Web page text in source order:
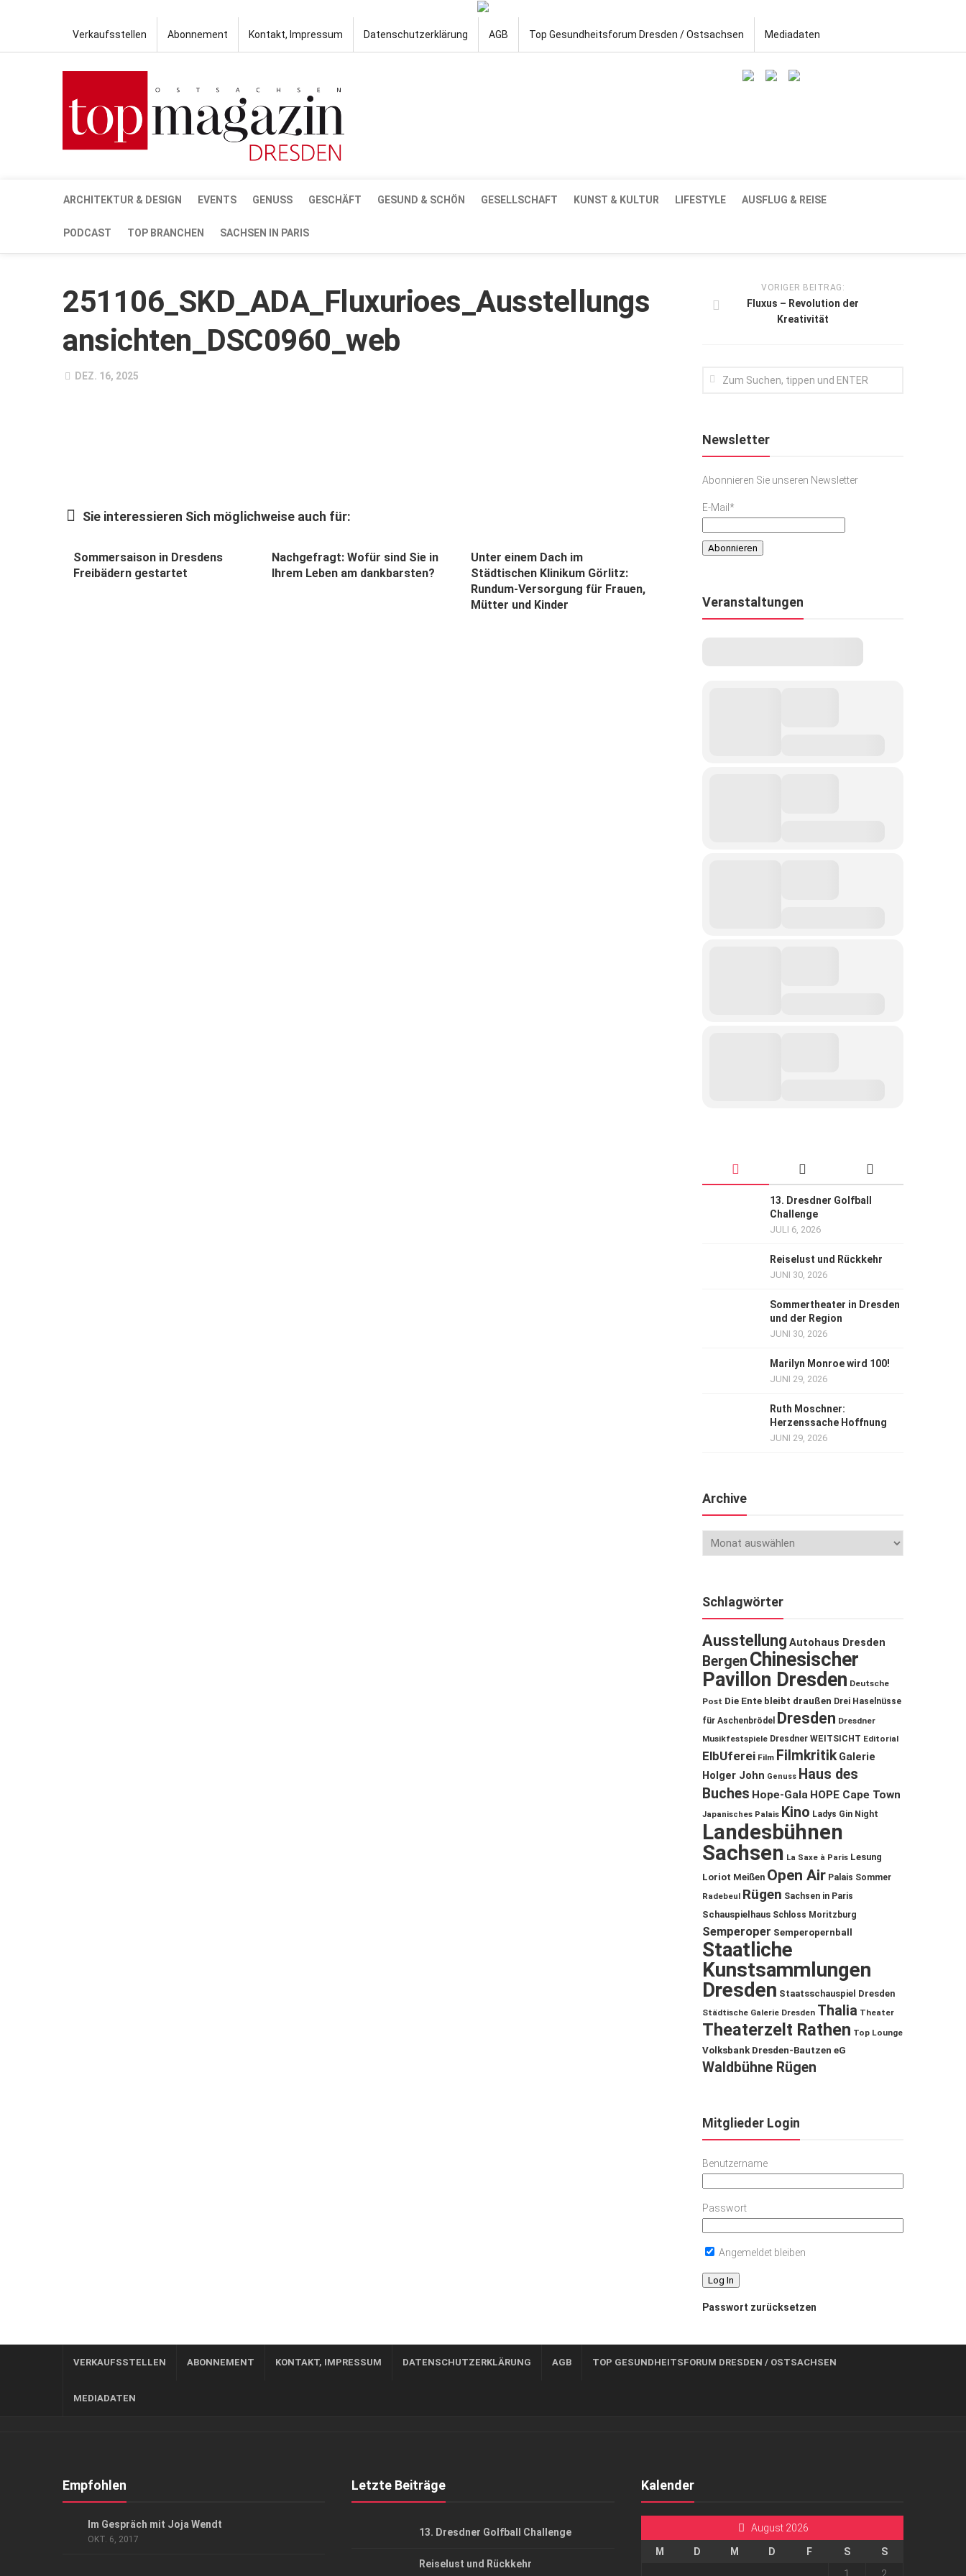
Verkaufsstellen Abonnement Kontakt, Impressum Datenschutzerklärung AGB Top Gesundheitsforum Dresden / Ostsachsen Mediadaten
ARCHITEKTUR & DESIGN EVENTS GENUSS GESCHÄFT GESUND & SCHÖN GESELLSCHAFT KUNST & KULTUR LIFESTYLE AUSFLUG & REISE
PODCAST TOP BRANCHEN SACHSEN IN PARIS
251106_SKD_ADA_Fluxurioes_Ausstellungs
ansichten_DSC0960_web
DEZ. 16, 2025
Sie interessieren Sich möglichweise auch für:
Sommersaison in Dresdens
Freibädern gestartet
Nachgefragt: Wofür sind Sie in
Ihrem Leben am dankbarsten?
Unter einem Dach im
Städtischen Klinikum Görlitz:
Rundum-Versorgung für Frauen,
Mütter und Kinder
VORIGER BEITRAG:
Fluxus – Revolution der
Kreativität
Newsletter
Abonnieren Sie unseren Newsletter
E-Mail*
Veranstaltungen
13. Dresdner Golfball
Challenge
JULI 6, 2026
Reiselust und Rückkehr
JUNI 30, 2026
Sommertheater in Dresden
und der Region
JUNI 30, 2026
Marilyn Monroe wird 100!
JUNI 29, 2026
Ruth Moschner:
Herzenssache Hoffnung
JUNI 29, 2026
Archive
Schlagwörter
Ausstellung Autohaus Dresden
Bergen Chinesischer
Pavillon Dresden Deutsche
Post Die Ente bleibt draußen Drei Haselnüsse
für Aschenbrödel
Dresden Dresdner
Musikfestspiele Dresdner WEITSICHT Editorial
ElbUferei Film Filmkritik Galerie
Holger John Genuss Haus des
Buches Hope-Gala HOPE Cape Town
Japanisches Palais Kino Ladys Gin Night
Landesbühnen
Sachsen La Saxe à Paris Lesung
Loriot Meißen Open Air Palais Sommer
Radebeul Rügen Sachsen in Paris
Schauspielhaus Schloss Moritzburg
Semperoper Semperopernball
Staatliche
Kunstsammlungen
Dresden Staatsschauspiel Dresden
Städtische Galerie Dresden Thalia Theater
Theaterzelt Rathen Top Lounge
Volksbank Dresden-Bautzen eG
Waldbühne Rügen
Mitglieder Login
Benutzername
Passwort
Angemeldet bleiben
Passwort zurücksetzen
VERKAUFSSTELLEN ABONNEMENT KONTAKT, IMPRESSUM DATENSCHUTZERKLÄRUNG AGB TOP GESUNDHEITSFORUM DRESDEN / OSTSACHSEN
MEDIADATEN
Empfohlen
Im Gespräch mit Joja Wendt
OKT. 6, 2017
Letzte Beiträge
13. Dresdner Golfball Challenge
Reiselust und Rückkehr
Kalender
August 2026
M D M D F S
S